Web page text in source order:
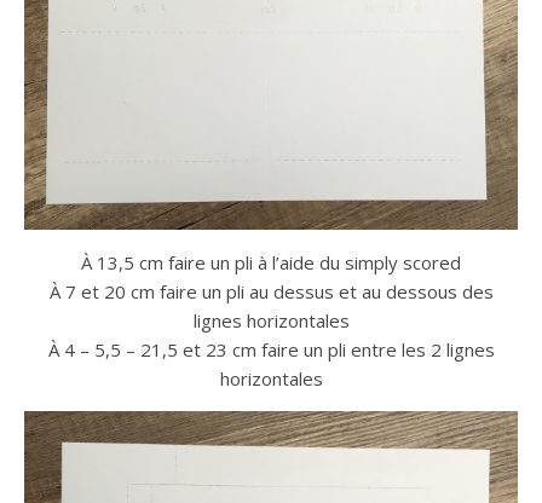
À 13,5 cm faire un pli à l’aide du simply scored
À 7 et 20 cm faire un pli au dessus et au dessous des
lignes horizontales
À 4 – 5,5 – 21,5 et 23 cm faire un pli entre les 2 lignes
horizontales